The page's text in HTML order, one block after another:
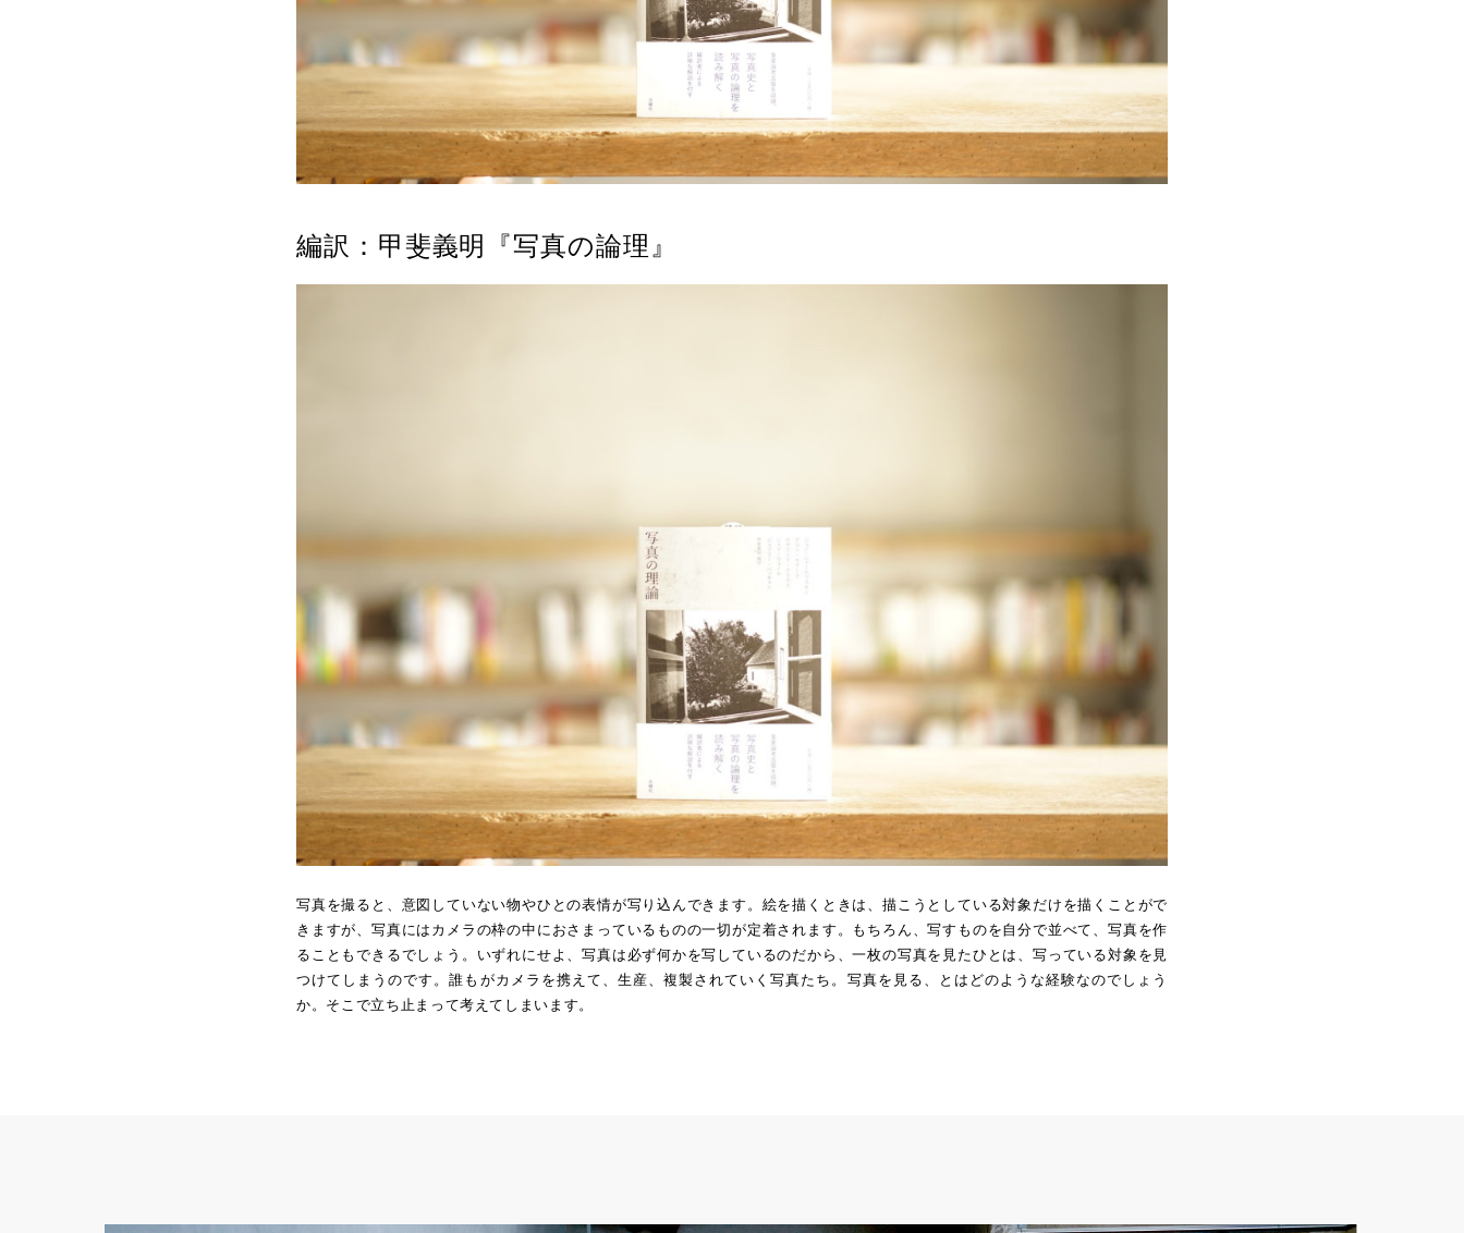
編訳：甲斐義明『写真の論理』
写真を撮ると、意図していない物やひとの表情が写り込んできます。絵を描くときは、描こうとしている対象だけを描くことがで
きますが、写真にはカメラの枠の中におさまっているものの一切が定着されます。もちろん、写すものを自分で並べて、写真を作
ることもできるでしょう。いずれにせよ、写真は必ず何かを写しているのだから、一枚の写真を見たひとは、写っている対象を見
つけてしまうのです。誰もがカメラを携えて、生産、複製されていく写真たち。写真を見る、とはどのような経験なのでしょう
か。そこで立ち止まって考えてしまいます。